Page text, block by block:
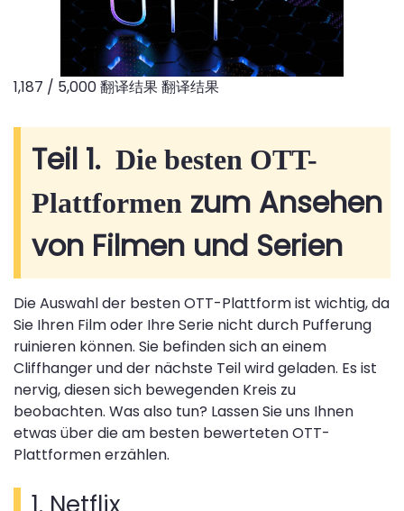
1,187 / 5,000 翻译结果 翻译结果
Teil 1. Die besten OTT-
Plattformen zum Ansehen
von Filmen und Serien
Die Auswahl der besten OTT-Plattform ist wichtig, da
Sie Ihren Film oder Ihre Serie nicht durch Pufferung
ruinieren können. Sie befinden sich an einem
Cliffhanger und der nächste Teil wird geladen. Es ist
nervig, diesen sich bewegenden Kreis zu
beobachten. Was also tun? Lassen Sie uns Ihnen
etwas über die am besten bewerteten OTT-
Plattformen erzählen.